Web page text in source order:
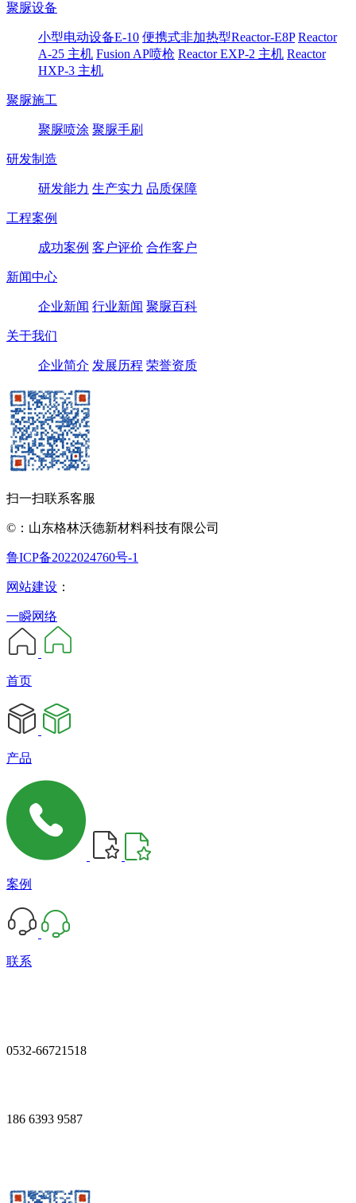
聚脲设备
小型电动设备E-10 便携式非加热型Reactor-E8P Reactor
A-25 主机 Fusion AP喷枪 Reactor EXP-2 主机 Reactor
HXP-3 主机
聚脲施工
聚脲喷涂 聚脲手刷
研发制造
研发能力 生产实力 品质保障
工程案例
成功案例 客户评价 合作客户
新闻中心
企业新闻 行业新闻 聚脲百科
关于我们
企业简介 发展历程 荣誉资质
扫一扫联系客服
©：山东格林沃德新材料科技有限公司
鲁ICP备2022024760号-1
网站建设 ：
一瞬网络
首页
产品
案例
联系
0532-66721518
186 6393 9587